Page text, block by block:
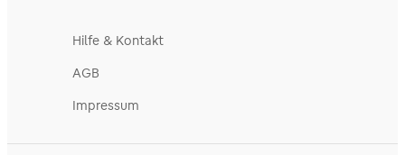
Hilfe & Kontakt
AGB
Impressum